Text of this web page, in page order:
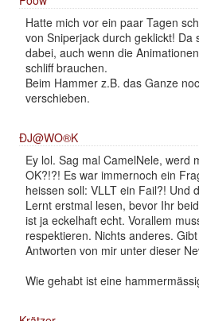
Hatte mich vor ein paar Tagen
von Sniperjack durch geklickt! Da
dabei, auch wenn die
schliff brauchen.
Beim Hammer z.B. das Ganze
verschieben.
ÐJ@WO®K
Ey lol. Sag mal CamelNele, werd
OK?!?! Es war immernoch ein
heissen soll: VLLT ein Fail?! Und
Lernt erstmal lesen, bevor Ihr
ist ja eckelhaft echt. Vorallem
respektieren. Nichts anderes.
Antworten von mir unter dieser
Wie gehabt ist eine